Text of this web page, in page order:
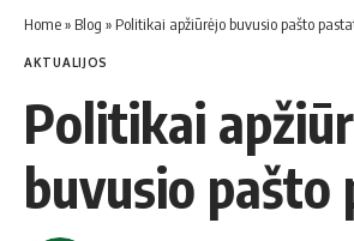
Home» Blog » Politikai apžiūrėjo buvusio pašto
AKTUALIJOS
Politikai
buvusio pašto